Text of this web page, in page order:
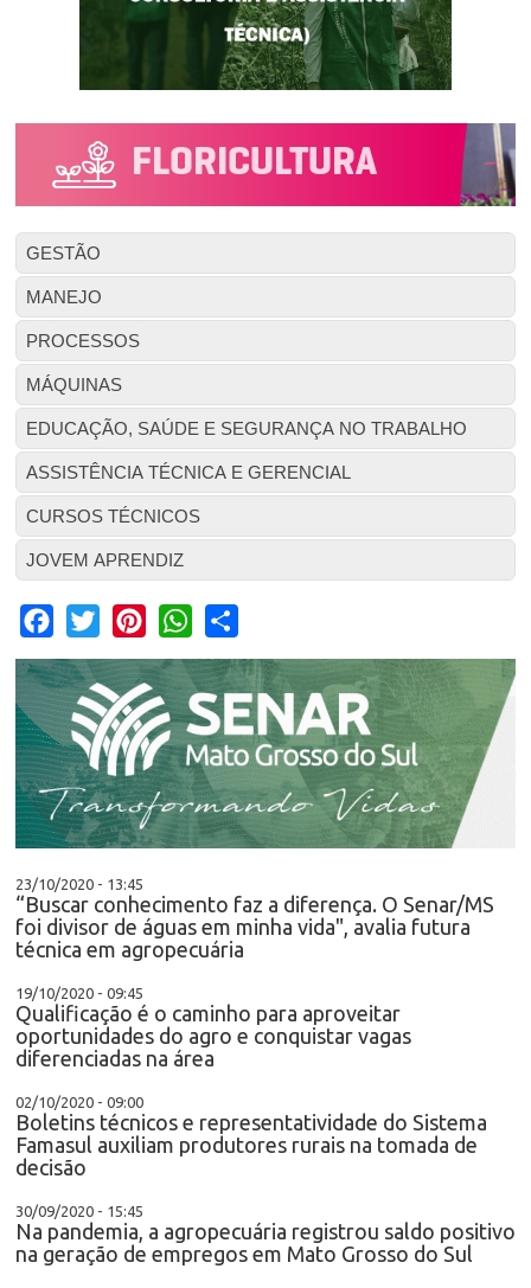
GESTÃO
MANEJO
PROCESSOS
MÁQUINAS
EDUCAÇÃO, SAÚDE E SEGURANÇA NO TRABALHO
ASSISTÊNCIA TÉCNICA E GERENCIAL
CURSOS TÉCNICOS
JOVEM APRENDIZ
Facebook
Twitter PinterestWhatsApp
23/10/2020 - 13:45
“Buscar conhecimento faz a diferença. O Senar/MS
foi divisor de águas em minha vida", avalia futura
técnica em agropecuária
19/10/2020 - 09:45
Qualificação é o caminho para aproveitar
oportunidades do agro e conquistar vagas
diferenciadas na área
02/10/2020 - 09:00
Boletins técnicos e representatividade do Sistema
Famasul auxiliam produtores rurais na tomada de
decisão
30/09/2020 - 15:45
Na pandemia, a agropecuária registrou saldo positivo
na geração de empregos em Mato Grosso do Sul